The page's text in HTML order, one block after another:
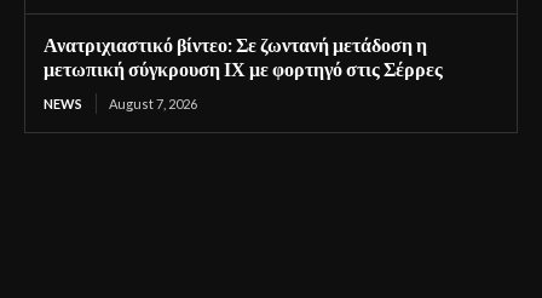
Ανατριχιαστικό βίντεο: Σε ζωντανή μετάδοση η
μετωπική σύγκρουση ΙΧ με φορτηγό στις Σέρρες
NEWS August 7, 2026